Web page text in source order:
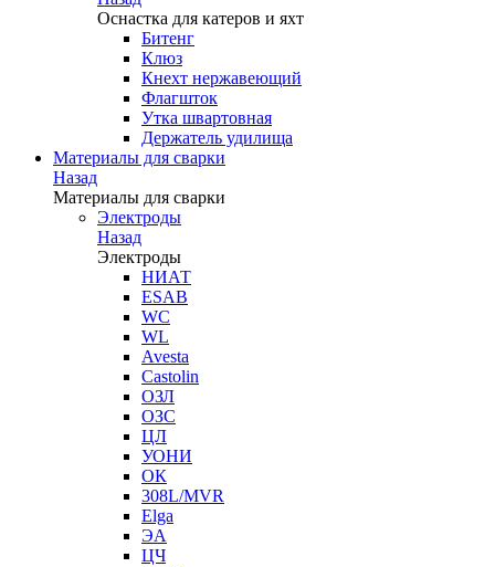
Оснастка для катеров и яхт
Битенг
Клюз
Кнехт нержавеющий
Флагшток
Утка швартовная
Держатель удилища
Материалы для сварки
Назад
Материалы для сварки
Электроды
Назад
Электроды
НИАТ
ESAB
WC
WL
Avesta
Castolin
ОЗЛ
ОЗС
ЦЛ
УОНИ
ОК
308L/MVR
Elga
ЭА
ЦЧ